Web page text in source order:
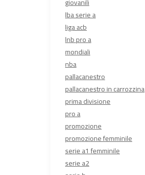
lba serie a
liga acb
lnb pro a
mondiali
nba
pallacanestro
pallacanestro in carrozzina
prima divisione
pro a
promozione
promozione femminile
serie a1 femminile
serie a2